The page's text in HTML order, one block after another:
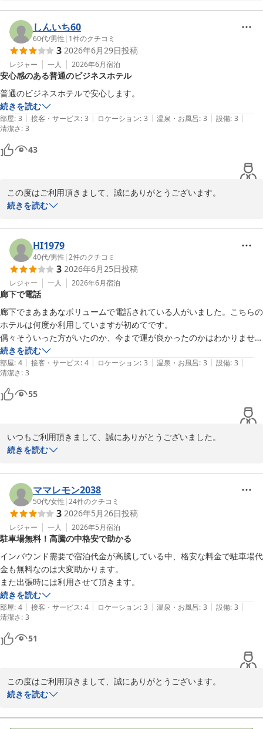
フロントの対応につきましては、今後もスタッフ一同丁寧な接客を
心がけ、お客様に気分良くお泊りいただけるよう努めてまいりま
す。
川崎グリーンプラザホテル
2026-07-17
しんいち60
60代/男性 | 1件のクチコミ
3 2026年6月29日投稿
レジャー 一人 2026年6月宿泊
安心感のある普通のビジネスホテル
普通のビジネスホテルで安心します。
続きを読む
部屋: 3 | 接客・サービス: 3 | ロケーション: 3 | 温泉・お風呂: 3 | 設備: 3 |
清潔さ: 3
43
この度はご利用頂きまして、誠にありがとうございます。
設備面やサービス面等、お客様が快適に過ごして頂けるよう日々努
川崎グリーンプラザホテル
2026-07-17
続きを読む
HI1979
40代/男性 |2件のクチコミ
3 2026年6月25日投稿
レジャー 一人 2026年6月宿泊
廊下で電話
廊下でまあまあなボリュームで電話されている人がいました。こちらの
ホテルは何度か利用していますが初めてです。
偶々そういった方がいたのか、今まで運が良かったのかはわかりません
が。
続きを読む
部屋: 4 | 接客・サービス: 4 | ロケーション: 3 | 温泉・お風呂: 3 | 設備: 3 |
清潔さ: 3
55
いつもご利用頂きまして、誠にありがとうございました。
廊下での大きな声での電話等、他のお客様のご迷惑になる行為につ
スタッフは定期的に館内を巡回チェックしておりますが、タイミン
グが合わないと確認が出来ない場合もございます。
スタッフは24時間対応しておりますので、お困りの事などございま
したらご遠慮なくフロントまでご連絡下さい。
出来る限り速やかに対応させて頂きます。
川崎グリーンプラザホテル
2026-06-26
続きを読む
ママレモン2038
50代/女性 |24件のクチコミ
3 2026年5月26日投稿
レジャー 一人 2026年5月宿泊
駐車場無料！高騰の中格安で助かる
インバウンド需要で宿泊代金が高騰している中、格安な料金で駐車場代
金も無料なのは大変助かります。
また出張時には利用させて頂きます。
続きを読む
部屋: 4 | 接客・サービス: 4 | ロケーション: 3 | 温泉・お風呂: 3 | 設備: 3 |
清潔さ: 3
51
この度はご利用頂きまして、誠にありがとうございます。
現在当ホテル駐車場につきましては、提携駐車場を合わせ26台分を
なお、駐車場は先着順でお願いしておりますが、駐車された場合
続きを読む